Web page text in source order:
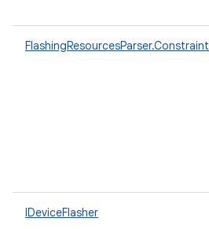
FlashingResourcesParser.Constraint
IDeviceFlasher